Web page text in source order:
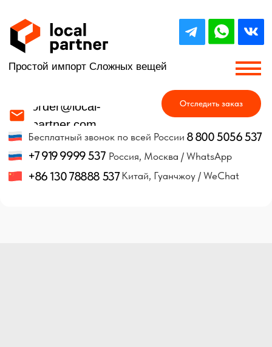
+86 130 78888 537
+7 919 9999 537
8 800 5056 537
Китай, Гуанчжоу / WeChat
Россия, Москва / WhatsApp
Простой импорт Сложных вещей
Отследить заказ